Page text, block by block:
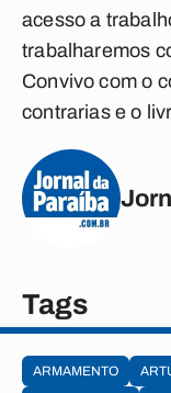
acesso a
trabalharemos
Convivo com o
contrarias e o
Tags
ARMAMENTO